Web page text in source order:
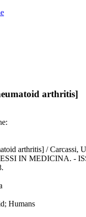
arthritis]
arthritis] / Carcassi,
IN MEDICINA. -
Humans